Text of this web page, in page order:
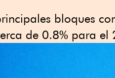
bloques
de 0.8% para el